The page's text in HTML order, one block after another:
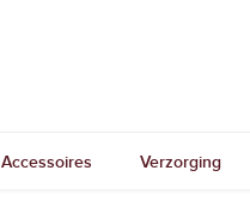
Accessoires Verzorging